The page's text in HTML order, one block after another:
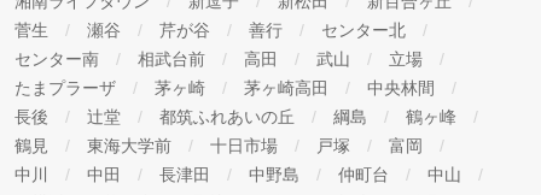
電話：Tel.045-441-4119
お問い合わせフォーム：
https://www.rinkaiseminar.co.jp/contact/kj-hogo/
◆電話によるお問い合わせ 10:00～18:00 (ただし日曜・
祝日を除きます)
◆フォームは24時間受け付けております。
菅生
瀬谷 芹が谷 善行
センター北
センター南
相武台前 高田 武山
立場
たまプラーザ
茅ヶ崎 茅ヶ崎高田
中央林間
長後
辻堂 都筑ふれあいの丘 綱島
鶴ヶ峰
鶴見
東海大学前 十日市場 戸塚
富岡
中川
中田 長津田 中野島 仲町台
中山